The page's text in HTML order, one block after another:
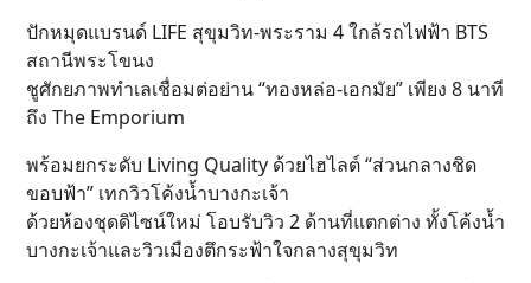
ปักหมุดแบรนด์ LIFE สุขุมวิท-พระราม 4 ใกล้รถไฟฟ้า BTS
สถานีพระโขนง
ชูศักยภาพทำเลเชื่อมต่อย่าน “ทองหล่อ-เอกมัย” เพียง 8 นาที
ถึง The Emporium
พร้อมยกระดับ Living Quality ด้วยไฮไลต์ “ส่วนกลางชิด
ขอบฟ้า” เทกวิวโค้งน้ำบางกะเจ้า
ด้วยห้องชุดดิไซน์ใหม่ โอบรับวิว 2 ด้านที่แตกต่าง ทั้งโค้งน้ำ
บางกะเจ้าและวิวเมืองตึกระฟ้าใจกลางสุขุมวิท